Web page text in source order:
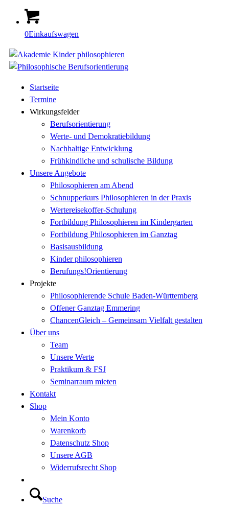
0Einkaufswagen
Startseite
Termine
Wirkungsfelder
Berufsorientierung
Werte- und Demokratiebildung
Nachhaltige Entwicklung
Frühkindliche und schulische Bildung
Unsere Angebote
Philosophieren am Abend
Schnupperkurs Philosophieren in der Praxis
Wertereisekoffer-Schulung
Fortbildung Philosophieren im Kindergarten
Fortbildung Philosophieren im Ganztag
Basisausbildung
Kinder philosophieren
Berufungs!Orientierung
Projekte
Philosophierende Schule Baden-Württemberg
Offener Ganztag Emmering
ChancenGleich – Gemeinsam Vielfalt gestalten
Über uns
Team
Unsere Werte
Praktikum & FSJ
Seminarraum mieten
Kontakt
Shop
Mein Konto
Warenkorb
Datenschutz Shop
Unsere AGB
Widerrufsrecht Shop
Suche